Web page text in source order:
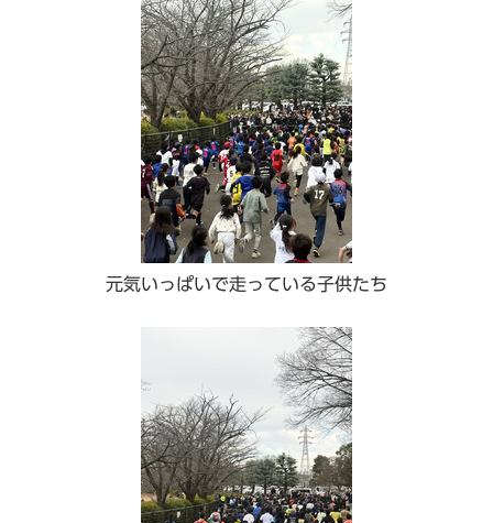
元気いっぱいで走っている子供たち